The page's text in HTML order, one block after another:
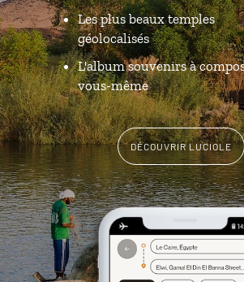
Les plus beaux temples
géolocalisés
L'album souvenirs à
vous-même
DÉCOUVRIR LUCIOLE